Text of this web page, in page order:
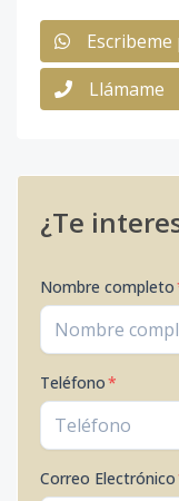
Llámame
¿Te
Nombre completo
Teléfono*
Correo Electrónico